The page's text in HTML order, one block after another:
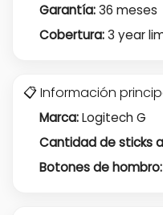
Garantía:36 meses
Cobertura:3 year
📋 Información
Marca:Logitech G
Cantidad de sticks
Botones de hombro: